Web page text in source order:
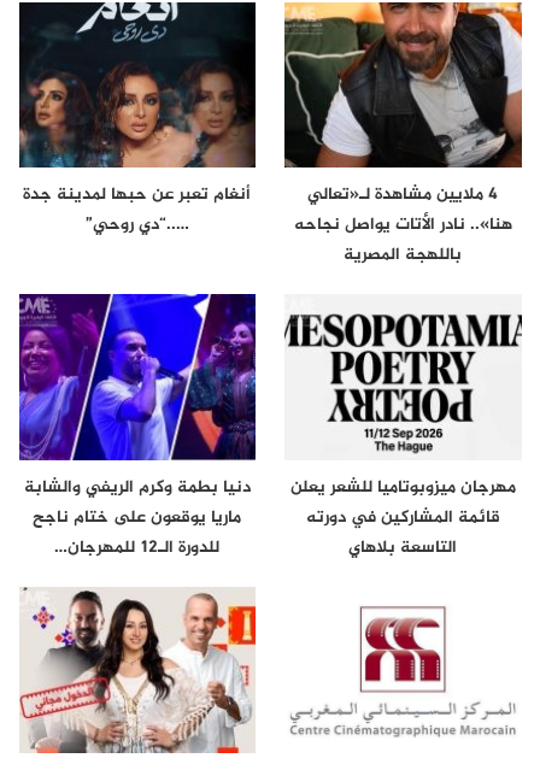
4 ملايين مشاهدة لـ«تعالي
هنا».. نادر الأتات يواصل نجاحه
باللهجة المصرية
أنغام تعبر عن حبها لمدينة جدة
…..“دي روحي”
مهرجان ميزوبوتاميا للشعر يعلن
قائمة المشاركين في دورته
التاسعة بلاهاي
دنيا بطمة وكرم الريفي والشابة
ماريا يوقعون على ختام ناجح
للدورة الـ12 للمهرجان…